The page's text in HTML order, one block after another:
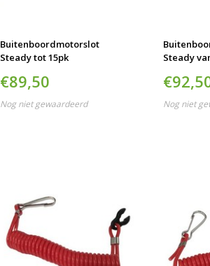
Buitenboordmotorslot
Steady tot 15pk
€89,50
Nog niet gewaardeerd
Steady
Nog niet